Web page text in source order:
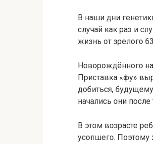
В наши дни
случай как раз и
жизнь от зрелого
Новорождённого
Приставка «фу»
добиться,
начались они
В этом возрасте
усопшего. Поэтому